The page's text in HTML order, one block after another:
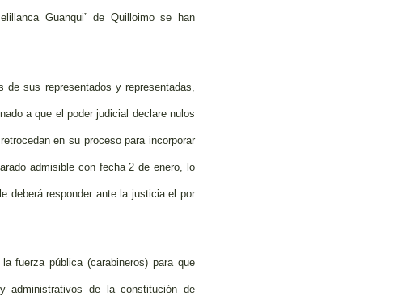
Guanqui” de Quilloimo se han
sus representados y representadas,
a que el poder judicial declare nulos
en su proceso para incorporar
admisible con fecha 2 de enero, lo
deberá responder ante la justicia el por
fuerza pública (carabineros) para que
administrativos de la constitución de